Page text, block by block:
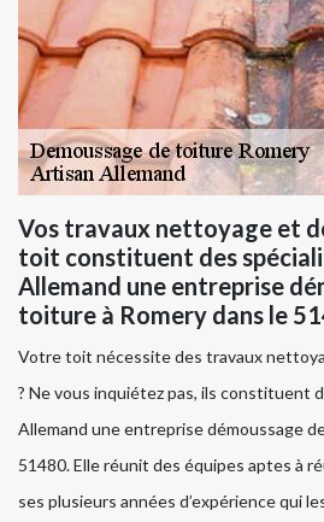
Vos travaux nettoyage et
toit constituent des
Allemand une entreprise
toiture à Romery dans le
Votre toit nécessite des travaux
? Ne vous inquiétez pas, ils constituent
Allemand une entreprise démoussage
51480. Elle réunit des équipes aptes à
ses plusieurs années d’expérience qui